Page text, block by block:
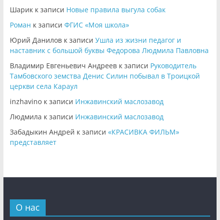
Шарикк записи Новые правила выгула собак
Роман к записи ФГИС «Моя школа»
Юрий Даниловк записи Ушла из жизни педагог и
наставник с большой буквы Федорова Людмила Павловна
Владимир Евгеньевич Андреевк записи Руководитель
Тамбовского земства Денис Силин побывал в Троицкой
церкви села Караул
inzhavinoк записи Инжавинский маслозавод
Людмила к записи Инжавинский маслозавод
Забадыкин Андрей к записи «КРАСИВКА ФИЛЬМ»
представляет
О нас